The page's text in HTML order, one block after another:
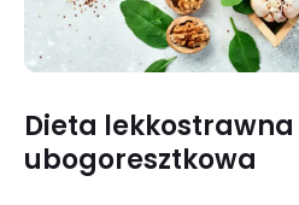
Dieta
ubogoresztkowa